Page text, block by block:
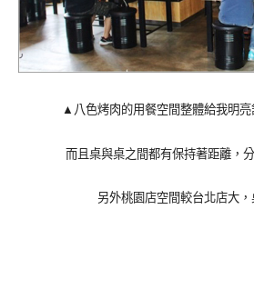
▲八色烤肉的用餐空間整體給我明亮
而且桌與桌之間都有保持著距離，
另外桃園店空間較台北店大，